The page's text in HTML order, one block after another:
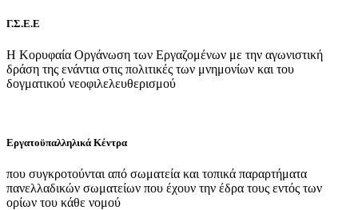
Γ.Σ.Ε.Ε
Η Κορυφαία Οργάνωση των Εργαζομένων με την αγωνιστική
δράση της ενάντια στις πολιτικές των μνημονίων και του
δογματικού νεοφιλελευθερισμού
Εργατοϋπαλληλικά Κέντρα
που συγκροτούνται από σωματεία και τοπικά παραρτήματα
πανελλαδικών σωματείων που έχουν την έδρα τους εντός των
ορίων του κάθε νομού